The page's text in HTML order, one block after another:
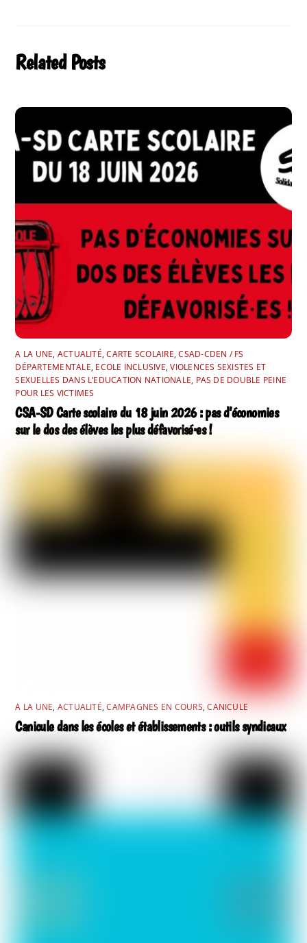
Related Posts
A LA UNE, ACTUALITÉ,CARTE SCOLAIRE,CSAD-CDEN / FS
DÉPARTEMENTALE, ECOLE INCLUSIVE,VIOLENCES SEXISTES ET
SEXUELLES DANS L’EDUCATION NATIONALE, PAS DE DOUBLE PEINE
POUR LES VICTIMES
CSA-SD Carte scolaire du 18 juin 2026 : pas d’économies
sur le dos des élèves les plus défavorisé·es !
A LA UNE, ACTUALITÉ,CAMPAGNES EN COURS,CANICULE
Canicule dans les écoles et établissements : outils syndicaux